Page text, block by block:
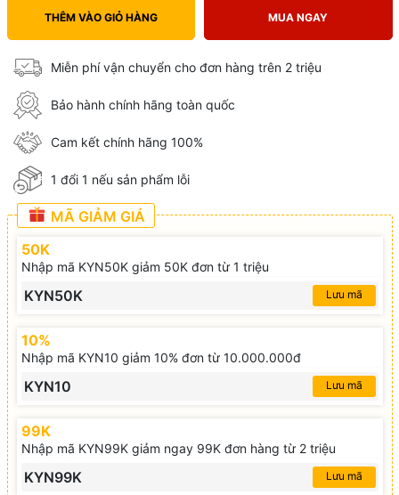
THÊM VÀO GIỎ HÀNG MUA NGAY
Miễn phí vận chuyển cho đơn hàng trên 2 triệu
Bảo hành chính hãng toàn quốc
Cam kết chính hãng 100%
1 đổi 1 nếu sản phẩm lỗi
MÃ GIẢM GIÁ
50K
Nhập mã KYN50K giảm 50K đơn từ 1 triệu
KYN50K Lưu mã
10%
Nhập mã KYN10 giảm 10% đơn từ 10.000.000đ
KYN10 Lưu mã
99K
Nhập mã KYN99K giảm ngay 99K đơn hàng từ 2 triệu
KYN99K Lưu mã